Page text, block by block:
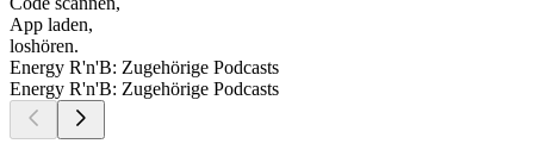
App laden,
loshören.
Energy R'n'B: Zugehörige Podcasts
Energy R'n'B: Zugehörige Podcasts